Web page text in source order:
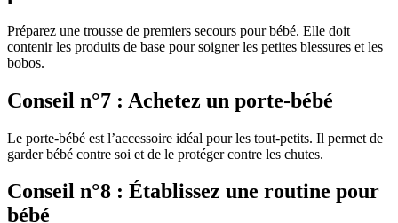
Préparez une trousse de premiers secours pour bébé. Elle doit
contenir les produits de base pour soigner les petites blessures et les
bobos.
Conseil n°7 : Achetez un porte-bébé
Le porte-bébé est l’accessoire idéal pour les tout-petits. Il permet de
garder bébé contre soi et de le protéger contre les chutes.
Conseil n°8 : Établissez une routine pour
bébé